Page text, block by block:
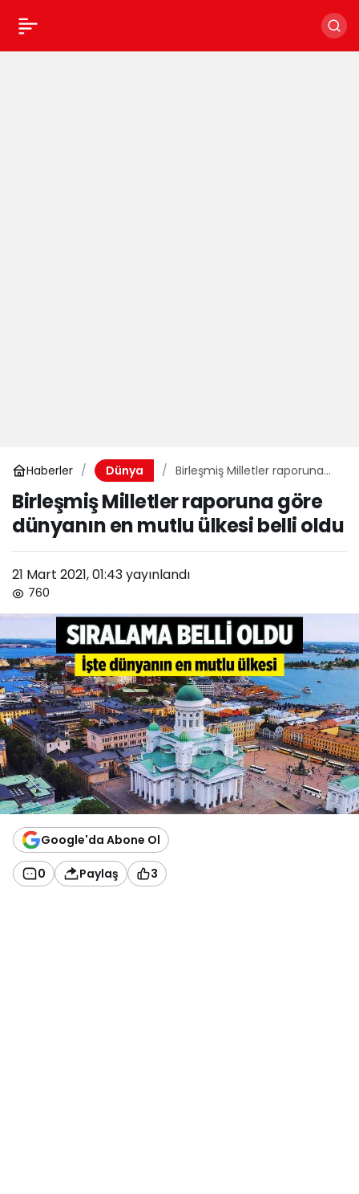
Haberler Dünya
Birleşmiş Milletler raporuna
ülkesi belli oldu
Birleşmiş Milletler raporuna göre
dünyanın en mutlu ülkesi belli oldu
21 Mart 2021, 01:43yayınlandı
760
Google'da Abone Ol
0 Paylaş 3